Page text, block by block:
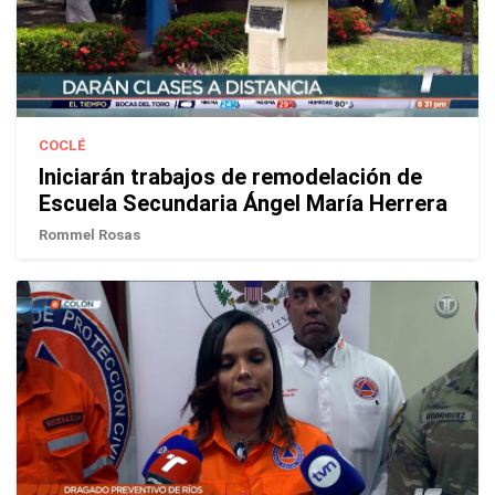
COCLÉ
Iniciarán trabajos de remodelación de
Escuela Secundaria Ángel María Herrera
Rommel Rosas